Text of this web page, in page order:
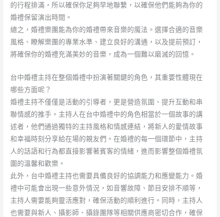
的行程排滿，所以確保你足夠早地聯繫，以確保他們能夠為你的
婚禮保留演出時間。
總之，婚禮樂團能為你的婚禮帶來音樂的魔法。選擇合適的音樂
風格、瞭解樂團的專業水準、建立良好的溝通，以及提前預訂，
將確保你的婚禮充滿美妙的音樂，成為一個難以磨滅的回憶。
台中婚禮主持在整個婚禮中扮演著關鍵的角色，其重要性體現在
哪些方面呢？
婚禮主持不僅僅是活動的引導者，更是營造氛圍、提升互動和串
聯情感的推手。主持人在台中婚禮中的角色相當於一個故事的講
述者，他們通過獨特的主持風格和情感連結，將新人的愛情故事
和幸福時刻分享給在場的親友們。在婚禮的每一個環節中，主持
人的話語和行為都直接影響著賓客的情緒，進而影響整個婚禮氛
圍的溫馨和歡樂。
此外，台中婚禮主持也需要具備良好的協調能力和應變能力。婚
禮中可能會出現一些意外情況，如音響故障、節目安排不順等，
主持人需要能夠靈活應對，確保活動的順利進行。同時，主持人
也需要與新人、攝影師、攝錄團隊等相關供應商密切合作，確保